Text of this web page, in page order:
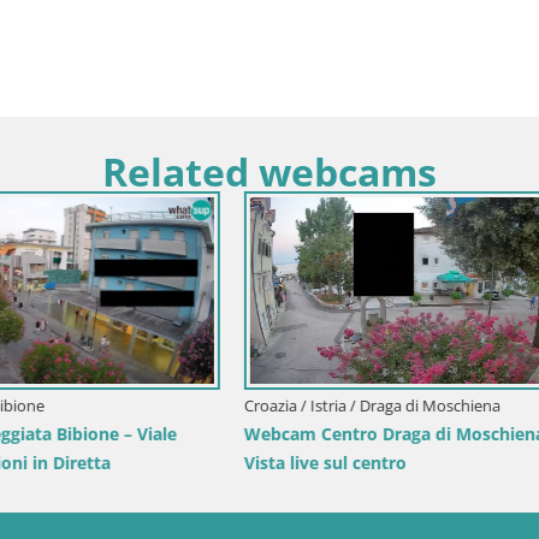
Related webcams
/ Carlostadio
Dubovac Karlovac –
Castello Storico
Croazia / Spalatino-dalmata / Bol
Webcam Bol Centro e Marina
dal porto di Bol